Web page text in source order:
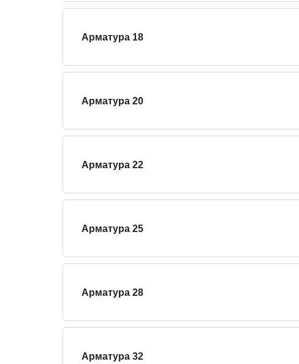
Арматура 18
Арматура 20
Арматура 22
Арматура 25
Арматура 28
Арматура 32